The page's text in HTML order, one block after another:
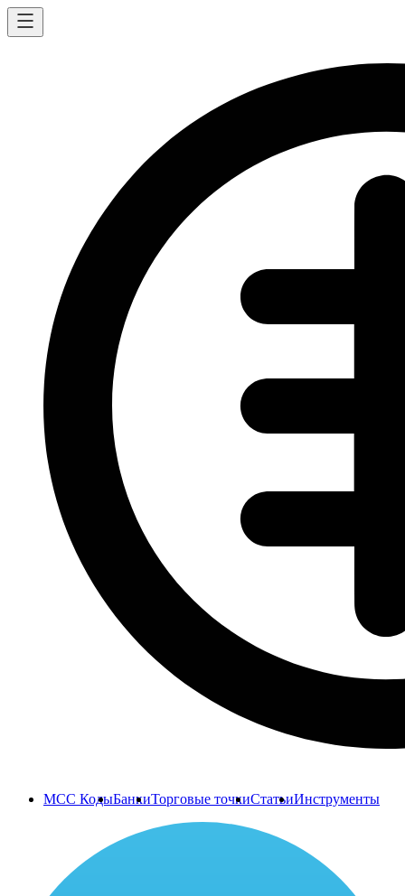
MCC КодыБанкиТорговые точкиСтатьиИнструменты